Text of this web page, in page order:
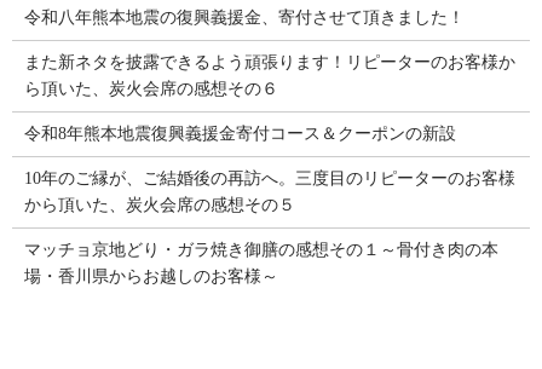
令和八年熊本地震の復興義援金、寄付させて頂きました！
また新ネタを披露できるよう頑張ります！リピーターのお客様か
ら頂いた、炭火会席の感想その６
令和8年熊本地震復興義援金寄付コース＆クーポンの新設
10年のご縁が、ご結婚後の再訪へ。三度目のリピーターのお客様
から頂いた、炭火会席の感想その５
マッチョ京地どり・ガラ焼き御膳の感想その１～骨付き肉の本
場・香川県からお越しのお客様～